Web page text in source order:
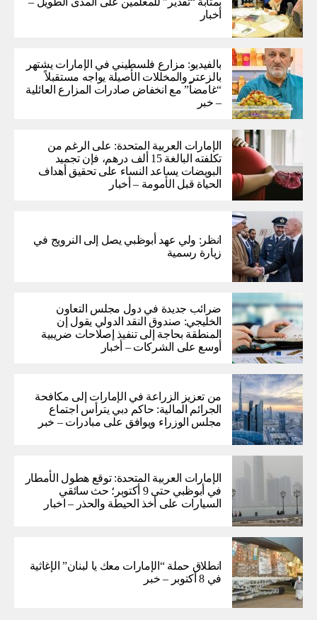
أخبار
بالفيديو: مزارع فلسطيني في الإمارات يشتهر
بالزعتر والمخللات الأصيلة يواجه مستقبلاً
“غامضاً” ​​مع انخفاض صادرات المزارع العائلية
– خبر
الإمارات العربية المتحدة: على الرغم من
تكلفته البالغة 15 ألف درهم، فإن تجميد
البويضات يساعد النساء على تحقيق أهداف
الحياة قبل الأمومة – أخبار
انظر: ولي عهد أبوظبي يصل إلى النرويج في
زيارة رسمية
ضرائب جديدة في دول مجلس التعاون
الخليجي: صندوق النقد الدولي يقول إن
المنطقة بحاجة إلى تنفيذ إصلاحات ضريبية
أوسع على الشركات – أخبار
من تعزيز الزراعة في الإمارات إلى مكافحة
الجرائم المالية: حاكم دبي يترأس اجتماع
مجلس الوزراء ويوافق على مبادرات – خبر
الإمارات العربية المتحدة: توقع هطول الأمطار
في أبوظبي حتى 9 أكتوبر؛ حث سائقي
السيارات على أخذ الحيطة والحذر – اخبار
انطلاق حملة “الإمارات معك يا لبنان” الإغاثية
في 8 أكتوبر – خبر